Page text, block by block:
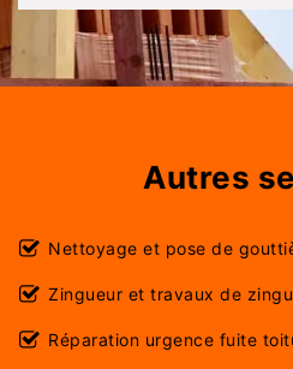
Autres
Nettoyage et pose de
Zingueur et travaux de
Réparation urgence fuite